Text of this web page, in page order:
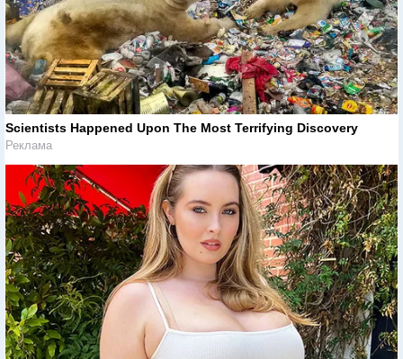
Scientists Happened Upon The Most Terrifying Discovery
Реклама